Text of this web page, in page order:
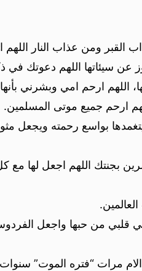
القبر ومن عذاب النار
عن سيئاتها اللهم دعوتك
اللهم ارحم امي وبشرني بأنها
ارحم جميع موتى المسلمين.
بواسع رحمته ويجعل
بجنتك اللهم اجعل لها
قلبي من حبها واجعل
مرات “فتره الموت”